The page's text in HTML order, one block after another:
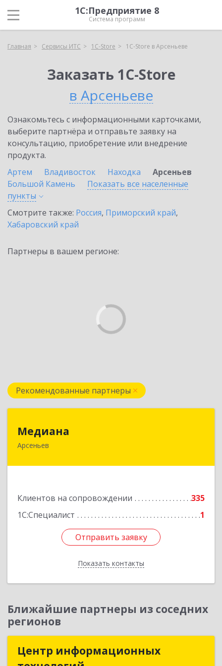
1С:Предприятие 8
Система программ
Главная Сервисы ИТС 1C-Store 1C-Store в Арсеньеве
Заказать 1C-Store
в Арсеньеве
Ознакомьтесь с информационными карточками,
выберите партнёра и отправьте заявку на
консультацию, приобретение или внедрение
продукта.
Артем
Владивосток Находка
Арсеньев
Большой Камень
Показать все населенные
пункты
Смотрите также: Россия, Приморский край,
Хабаровский край
Партнеры в вашем регионе:
Рекомендованные партнеры
Медиана
Арсеньев
Клиентов на сопровождении
335
1С:Специалист
1
Отправить заявку
Показать контакты
Отправить заявку
Назад
Ближайшие партнеры из соседних
регионов
Центр информационных
Центр информационных